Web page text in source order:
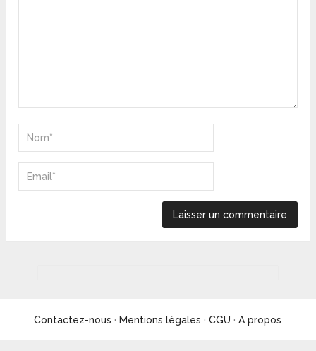
Contactez-nous ·Mentions légales ·CGU ·A propos